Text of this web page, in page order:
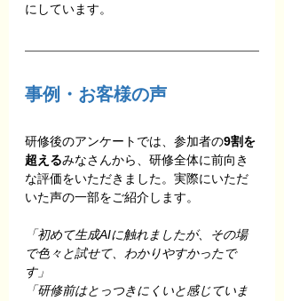
にしています。
事例・お客様の声
研修後のアンケートでは、参加者の9割を
超えるみなさんから、研修全体に前向き
な評価をいただきました。実際にいただ
いた声の一部をご紹介します。
「初めて生成AIに触れましたが、その場
で色々と試せて、わかりやすかったで
す」
「研修前はとっつきにくいと感じていま